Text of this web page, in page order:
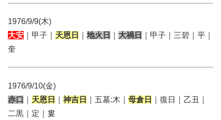
1976/9/9(木)
大安 ｜甲子｜ 天恩日 地火日 大禍日
｜甲子｜三碧｜平｜
奎
1976/9/10(金)
赤口
天恩日 神吉日 ｜五墓:木｜ 母倉日
｜復日｜乙丑｜
二黒｜定｜婁